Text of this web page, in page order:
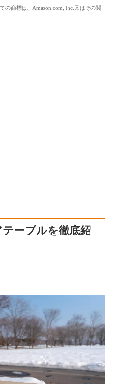
の商標は、Amazon.com, Inc.又はその関
ーブルを徹底紹